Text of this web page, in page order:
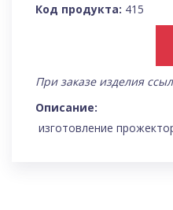
Код продукта: 415
При заказе изделия
Описание:
изготовление